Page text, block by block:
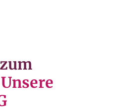
Unsere